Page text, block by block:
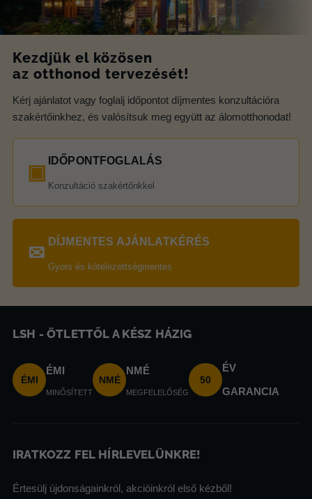
Kezdjük el közösen
az otthonod tervezését!
Kérj ajánlatot vagy foglalj időpontot díjmentes konzultációra
szakértőinkhez, és valósítsuk meg együtt az álomotthonodat!
▣ IDŐPONTFOGLALÁS
Konzultáció szakértőnkkel
✉ DÍJMENTES AJÁNLATKÉRÉS
Gyors és kötelezettségmentes
LSH - ÖTLETTŐL A KÉSZ HÁZIG
ÉMI
ÉMI
MINŐSÍTETT
NMÉ
NMÉ
MEGFELELŐSÉG
50
ÉV
GARANCIA
IRATKOZZ FEL HÍRLEVELÜNKRE!
Értesülj újdonságainkról, akcióinkról első kézből!